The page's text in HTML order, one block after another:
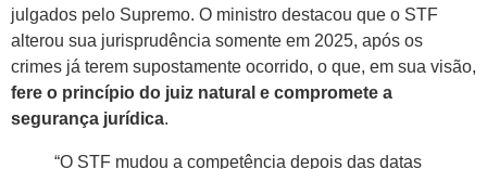
julgados pelo Supremo. O ministro destacou que o STF
alterou sua jurisprudência somente em 2025, após os
crimes já terem supostamente ocorrido, o que, em sua visão,
fere o princípio do juiz natural e compromete a
segurança jurídica.
“O STF mudou a competência depois das datas